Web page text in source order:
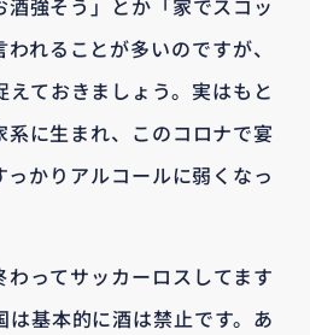
強そう」とか「家でスコッ
れることが多いのですが、
ておきましょう。実はもと
に生まれ、このコロナで宴
かりアルコールに弱くなっ
ってサッカーロスしてます
基本的に酒は禁止です。あ